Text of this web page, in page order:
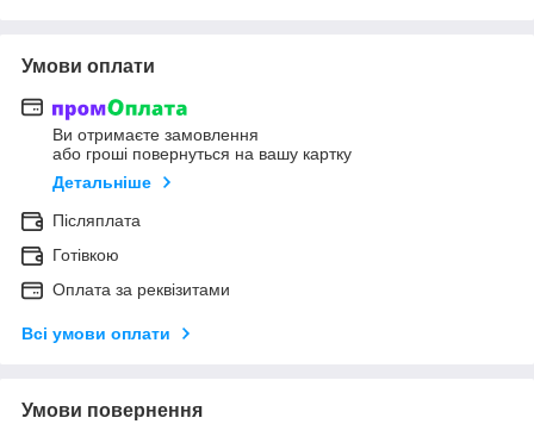
Умови оплати
Ви отримаєте замовлення
або гроші повернуться на вашу картку
Детальніше
Післяплата
Готівкою
Оплата за реквізитами
Всі умови оплати
Умови повернення